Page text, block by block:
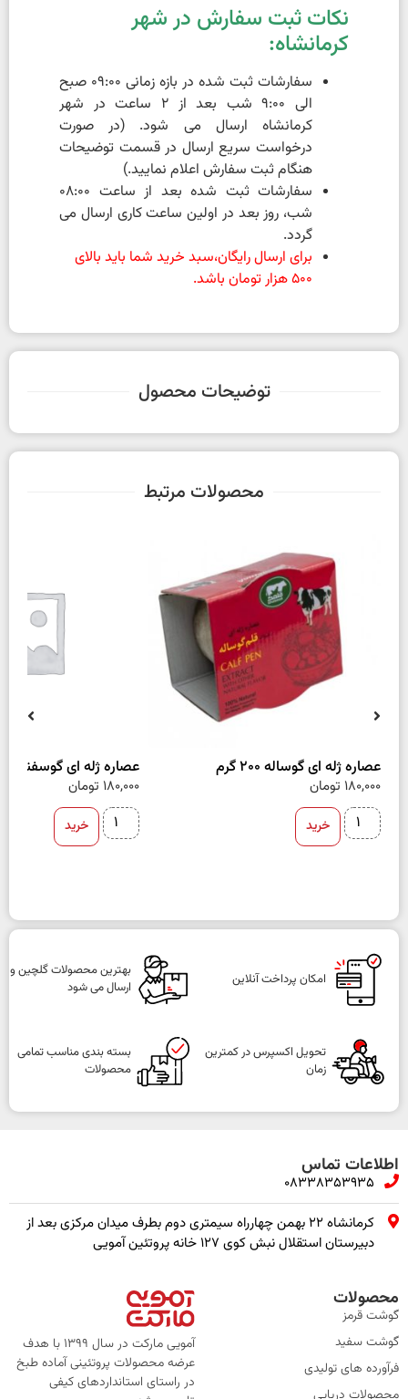
نکات ثبت سفارش در شهر
کرمانشاه:
سفارشات ثبت شده در بازه زمانی 09:00 صبح
الی 9:00 شب بعد از 2 ساعت در شهر
کرمانشاه ارسال می شود. (در صورت
درخواست سریع ارسال در قسمت توضیحات
هنگام ثبت سفارش اعلام نمایید.)
سفارشات ثبت شده بعد از ساعت 08:00
شب، روز بعد در اولین ساعت کاری ارسال می
گردد.
برای ارسال رایگان،سبد خرید شما باید بالای
500 هزار تومان باشد.
توضیحات محصول
محصولات مرتبط
عصاره ژله ای گوساله 200 گرم
180,000 تومان
خرید
عصاره ژله ای گوسفند 200 گرم
180,000 تومان
خرید
امکان پرداخت آنلاین
بهترین محصولات گلچین و
ارسال می شود
تحویل اکسپرس در کمترین
زمان
بسته بندی مناسب تمامی
محصولات
اطلاعات تماس
08338353935
کرمانشاه ۲۲ بهمن چهارراه سیمتری دوم بطرف میدان مرکزی بعد از
دبیرستان استقلال نبش کوی ۱۲۷ خانه پروتئین آمویی
محصولات
گوشت قرمز
گوشت سفید
فرآورده های تولیدی
آمویی مارکت در سال 1399 با هدف
عرضه محصولات پروتئینی آماده طبخ
در راستای استانداردهای کیفی